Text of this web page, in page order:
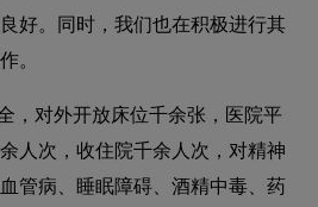
好。同时，我们也在积极进行其
。
，对外开放床位千余张，医院平
人次，收住院千余人次，对精神
管病、睡眠障碍、酒精中毒、药